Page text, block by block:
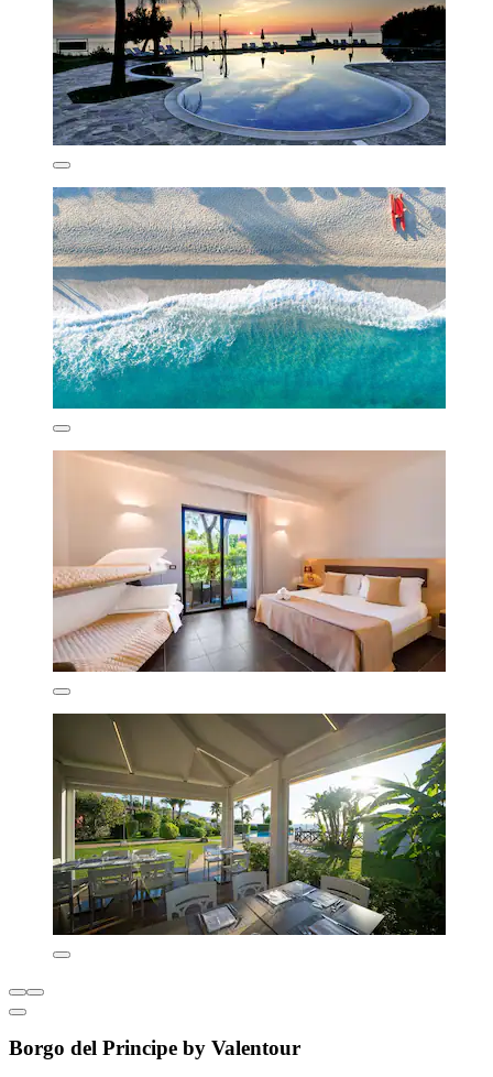
Borgo del Principe by Valentour